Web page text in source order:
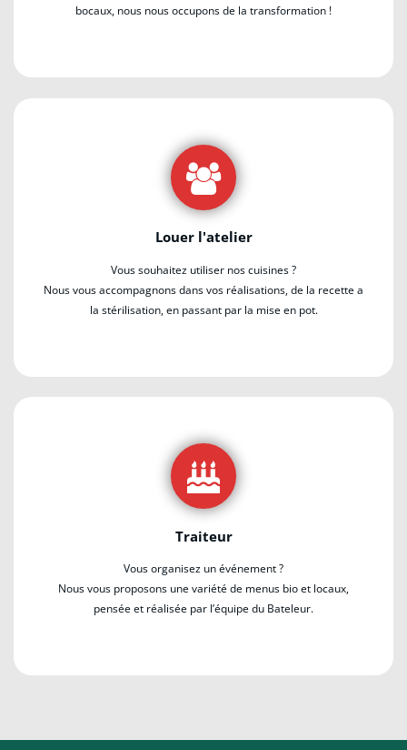
bocaux, nous nous occupons de la transformation !
Louer l'atelier
Vous souhaitez utiliser nos cuisines ?
Nous vous accompagnons dans vos réalisations, de la recette a
la stérilisation, en passant par la mise en pot.
Traiteur
Vous organisez un événement ?
Nous vous proposons une variété de menus bio et locaux,
pensée et réalisée par l’équipe du Bateleur.